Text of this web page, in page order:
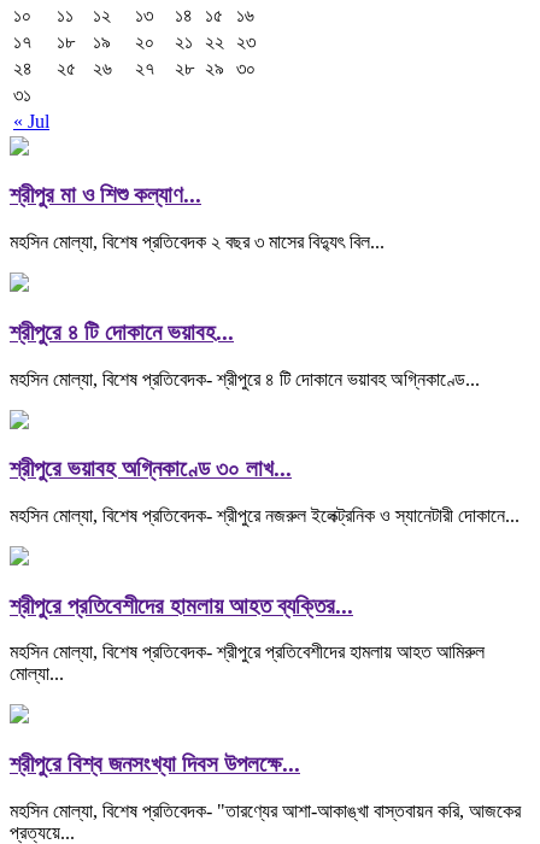
« Jul
১০
১১ ১২ ১৩ ১৪ ১৫
১৬
১৭
১৮ ১৯ ২০ ২১ ২২
২৩
২৪
২৫ ২৬ ২৭ ২৮ ২৯
৩০
৩১
শ্রীপুর মা ও শিশু কল্যাণ...
মহসিন মোল্যা, বিশেষ প্রতিবেদক ২ বছর ৩ মাসের বিদ্যুৎ বিল...
শ্রীপুরে ৪ টি দোকানে ভয়াবহ...
মহসিন মোল্যা, বিশেষ প্রতিবেদক- শ্রীপুরে ৪ টি দোকানে ভয়াবহ অগ্নিকাণ্ডে...
শ্রীপুরে ভয়াবহ অগ্নিকাণ্ডে ৩০ লাখ...
মহসিন মোল্যা, বিশেষ প্রতিবেদক- শ্রীপুরে নজরুল ইলেক্ট্রনিক ও স্যানেটারী দোকানে...
শ্রীপুরে প্রতিবেশীদের হামলায় আহত ব্যক্তির...
মহসিন মোল্যা, বিশেষ প্রতিবেদক- শ্রীপুরে প্রতিবেশীদের হামলায় আহত আমিরুল
মোল্যা...
শ্রীপুরে বিশ্ব জনসংখ্যা দিবস উপলক্ষে...
মহসিন মোল্যা, বিশেষ প্রতিবেদক- "তারণ্যের আশা-আকাঙ্খা বাস্তবায়ন করি, আজকের
প্রত্যয়ে...